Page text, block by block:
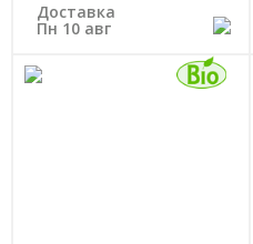
Доставка
Пн 10 авг